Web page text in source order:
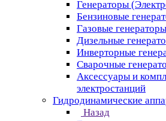
Генераторы
Бензиновые
Газовые генераторы
Дизельные
Инверторные
Сварочные
Аксессуары и
электростанций
Гидродинамические
Назад